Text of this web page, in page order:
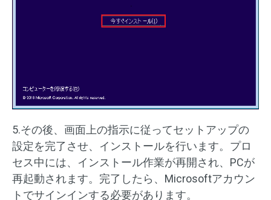
5.その後、画面上の指示に従ってセットアップの
設定を完了させ、インストールを行います。プロ
セス中には、インストール作業が再開され、PCが
再起動されます。完了したら、Microsoftアカウン
トでサインインする必要があります。